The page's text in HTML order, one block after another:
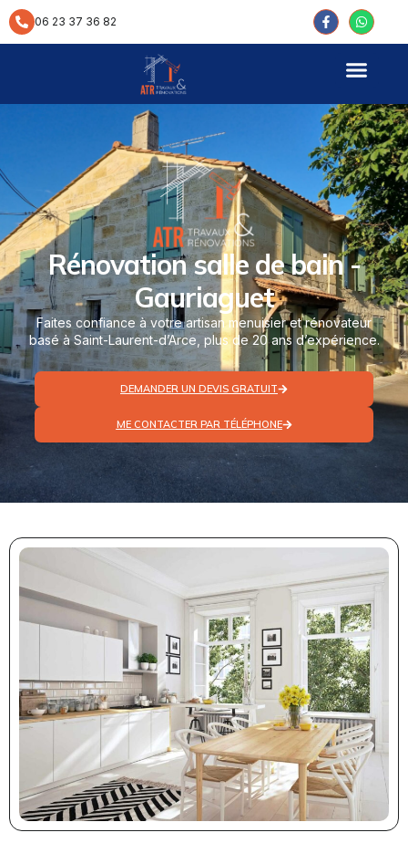
principal06 23 37 36 82
Rénovation salle de bain -
Gauriaguet
Faites confiance à votre artisan menuisier et rénovateur
basé à Saint-Laurent-d’Arce, plus de 20 ans d’expérience.
DEMANDER UN DEVIS GRATUIT
ME CONTACTER PAR TÉLÉPHONE